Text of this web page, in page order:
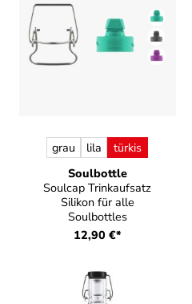
Soulbottle
Soulcap Trinkaufsatz
Silikon für alle
Soulbottles
Farbeauswählen
grau lila türkis
12,90 €*